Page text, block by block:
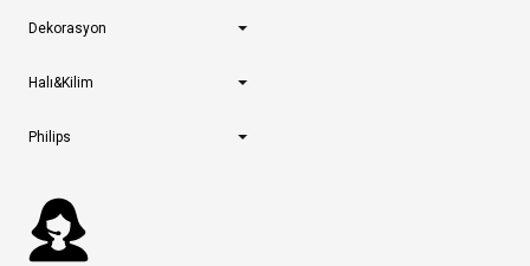
Dekorasyon
Halı&Kilim
Philips